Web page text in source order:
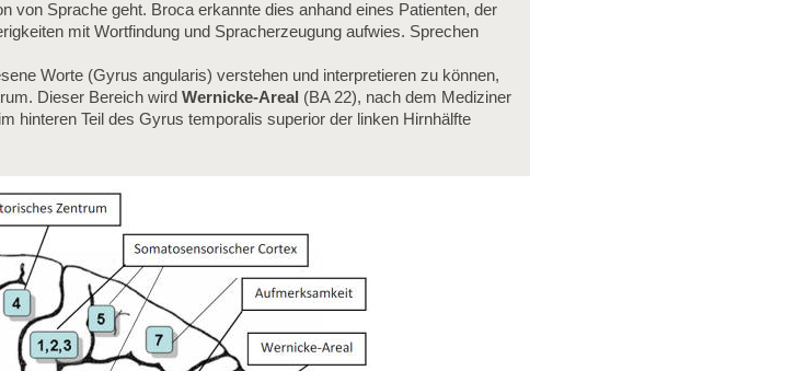
von Sprache geht. Broca erkannte dies anhand eines Patienten, der
mit Wortfindung und Spracherzeugung aufwies. Sprechen
Worte (Gyrus angularis) verstehen und interpretieren zu können,
Dieser Bereich wird Wernicke-Areal (BA 22), nach dem Mediziner
hinteren Teil des Gyrus temporalis superior der linken Hirnhälfte